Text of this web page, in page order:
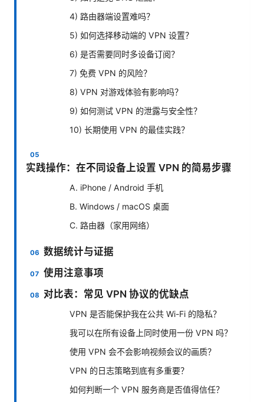
4) 路由器端设置难吗？
5) 如何选择移动端的 VPN 设置？
6) 是否需要同时多设备订阅？
7) 免费 VPN 的风险？
8) VPN 对游戏体验有影响吗？
9) 如何测试 VPN 的泄露与安全性？
10) 长期使用 VPN 的最佳实践？
实践操作：在不同设备上设置 VPN 的简易步骤
A. iPhone / Android 手机
B. Windows / macOS 桌面
C. 路由器（家用网络）
数据统计与证据
使用注意事项
对比表：常见 VPN 协议的优缺点
VPN 是否能保护我在公共 Wi-Fi 的隐私？
我可以在所有设备上同时使用一份 VPN 吗？
使用 VPN 会不会影响视频会议的画质？
VPN 的日志策略到底有多重要？
如何判断一个 VPN 服务商是否值得信任？